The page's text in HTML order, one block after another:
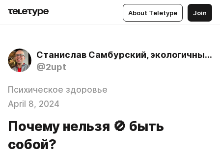
About Teletype Join
Станислав Самбурский, экологичный психолог
@2upt
Психическое здоровье
April 8, 2024
Почему нельзя 🚫 быть
собой?